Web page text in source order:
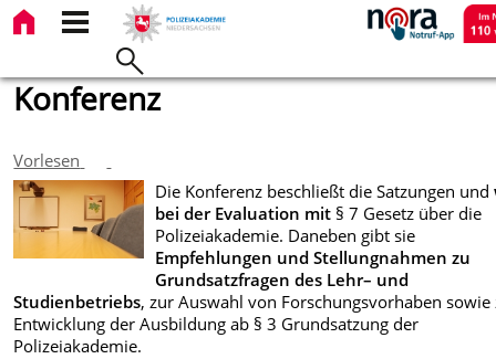
Konferenz
Vorlesen
Die Konferenz beschließt die Satzungen und
bei der Evaluation mit § 7 Gesetz über die
Polizeiakademie. Daneben gibt sie
Empfehlungen und Stellungnahmen zu
Grundsatzfragen des Lehr– und
Studienbetriebs, zur Auswahl von Forschungsvorhaben sowie
Entwicklung der Ausbildung ab § 3 Grundsatzung der
Polizeiakademie.